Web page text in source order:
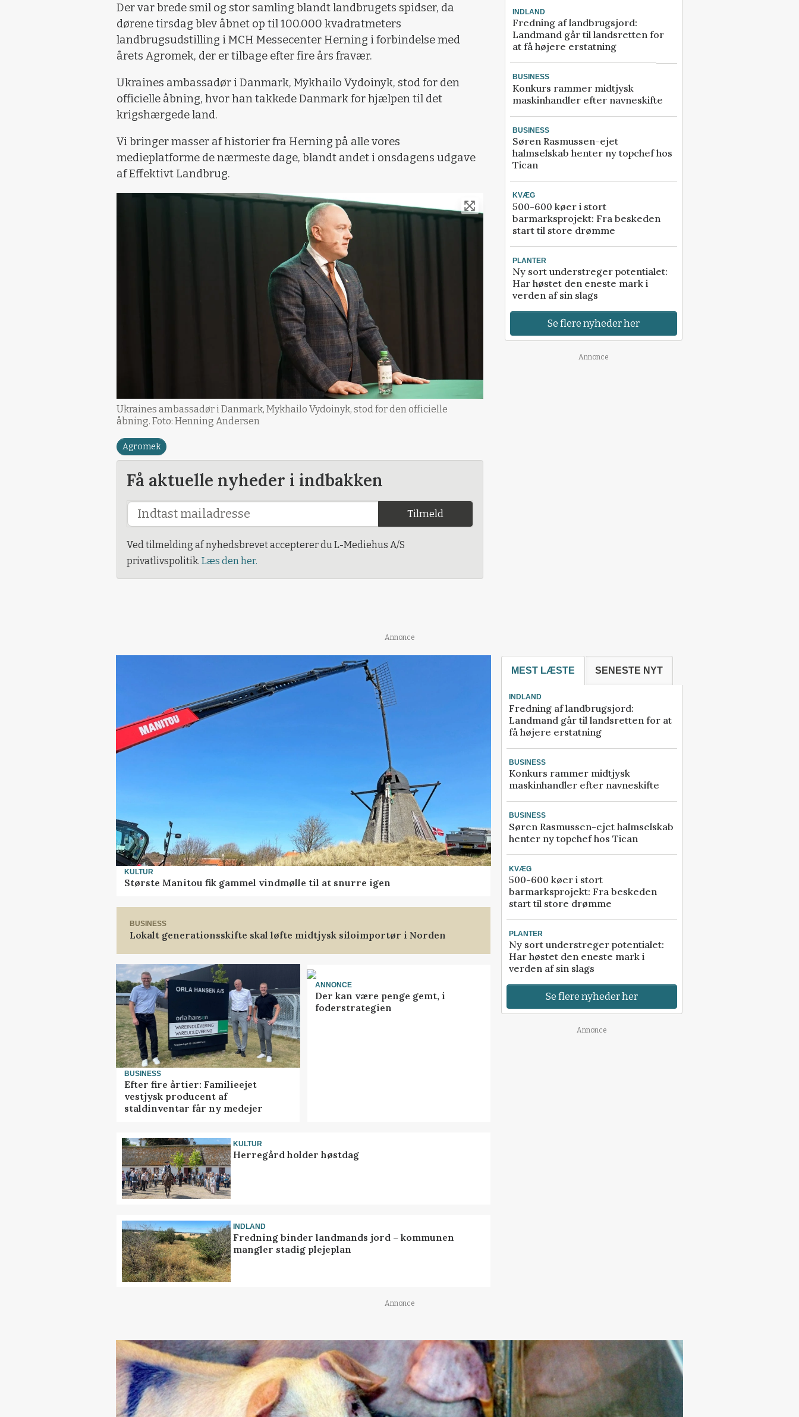
Der var brede smil og stor samling blandt landbrugets spidser, da
dørene tirsdag blev åbnet op til 100.000 kvadratmeters
landbrugsudstilling i MCH Messecenter Herning i forbindelse med
årets Agromek, der er tilbage efter fire års fravær.
Ukraines ambassadør i Danmark, Mykhailo Vydoinyk, stod for den
officielle åbning, hvor han takkede Danmark for hjælpen til det
krigshærgede land.
Vi bringer masser af historier fra Herning på alle vores
medieplatforme de nærmeste dage, blandt andet i onsdagens udgave
af Effektivt Landbrug.
Ukraines ambassadør i Danmark, Mykhailo Vydoinyk, stod for den officielle
åbning. Foto: Henning Andersen
Agromek
Få aktuelle nyheder i indbakken
Tilmeld
Ved tilmelding af nyhedsbrevet accepterer du L-Mediehus A/S
privatlivspolitik. Læs den her.
INDLAND
Fredning af landbrugsjord:
Landmand går til landsretten for
at få højere erstatning
BUSINESS
Konkurs rammer midtjysk
maskinhandler efter navneskifte
BUSINESS
Søren Rasmussen-ejet
halmselskab henter ny topchef hos
Tican
KVÆG
500-600 køer i stort
barmarksprojekt: Fra beskeden
start til store drømme
PLANTER
Ny sort understreger potentialet:
Har høstet den eneste mark i
verden af sin slags
Se flere nyheder her
Annonce
Annonce
KULTUR
Største Manitou fik gammel vindmølle til at snurre igen
BUSINESS
Lokalt generationsskifte skal løfte midtjysk siloimportør i Norden
BUSINESS
Efter fire årtier: Familieejet
vestjysk producent af
staldinventar får ny medejer
ANNONCE
Der kan være penge gemt, i
foderstrategien
KULTUR
Herregård holder høstdag
INDLAND
Fredning binder landmands jord – kommunen
mangler stadig plejeplan
MEST LÆSTE SENESTE NYT
INDLAND
Fredning af landbrugsjord:
Landmand går til landsretten for at
få højere erstatning
BUSINESS
Konkurs rammer midtjysk
maskinhandler efter navneskifte
BUSINESS
Søren Rasmussen-ejet halmselskab
henter ny topchef hos Tican
KVÆG
500-600 køer i stort
barmarksprojekt: Fra beskeden
start til store drømme
PLANTER
Ny sort understreger potentialet:
Har høstet den eneste mark i
verden af sin slags
Se flere nyheder her
Annonce
Annonce